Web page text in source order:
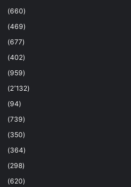
(660)
(469)
(677)
(402)
(959)
(2٬132)
(94)
(739)
(350)
(364)
(298)
(620)